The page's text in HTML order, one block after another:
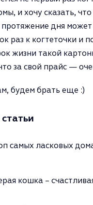
и хочу сказать,
протяжение дня
раз к когтеточки и
жизни такой
за свой прайс —
будем брать еще :)
самых ласковых
кошка –